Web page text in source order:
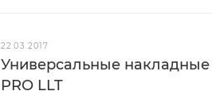
22.03.2017
Универсальные
PRO LLT